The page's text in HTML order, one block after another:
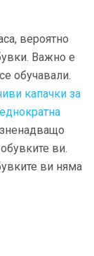
вероятно
Важно е
обучавали.
капачки за
ви.
ви няма